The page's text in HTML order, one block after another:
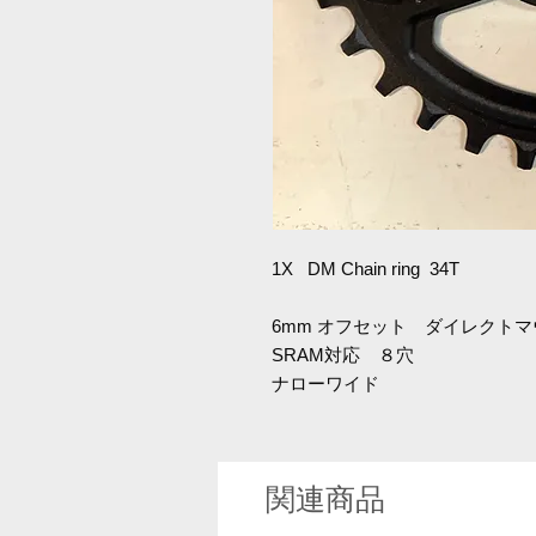
1X DM Chain ring 34T
6mm オフセット ダイレクトマ
SRAM対応 ８穴
ナローワイド
関連商品